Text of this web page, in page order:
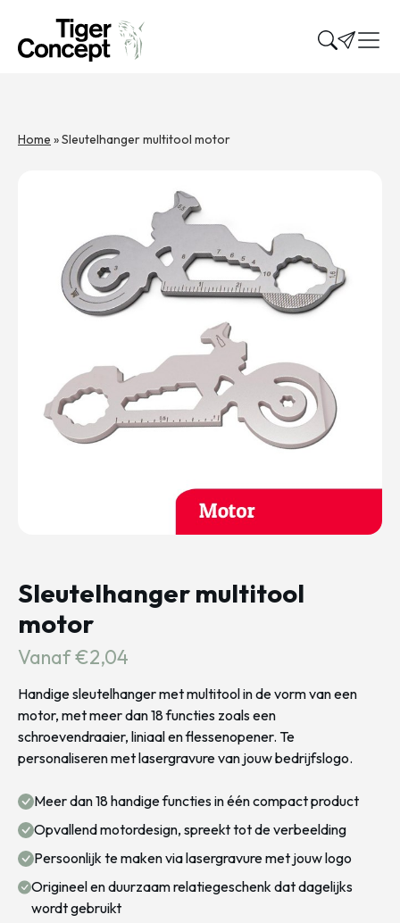
Home »Sleutelhanger multitool motor
Sleutelhanger multitool
motor
Vanaf €2,04
Handige sleutelhanger met multitool in de vorm van een
motor, met meer dan 18 functies zoals een
schroevendraaier, liniaal en flessenopener. Te
personaliseren met lasergravure van jouw bedrijfslogo.
Meer dan 18 handige functies in één compact product
Opvallend motordesign, spreekt tot de verbeelding
Persoonlijk te maken via lasergravure met jouw logo
Origineel en duurzaam relatiegeschenk dat dagelijks
wordt gebruikt